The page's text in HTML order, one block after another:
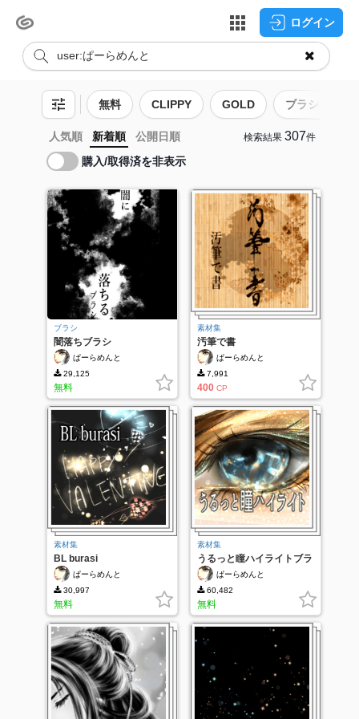
ログイン
無料 CLIPPY GOLD ブラシ
人気順 新着順
公開日順
購入/取得済を非表示
検索結果 307件
ブラシ
闇落ちブラシ
ぱーらめんと
29,125
無料
素材集
汚筆で書
ぱーらめんと
7,991
400 CP
素材集
BL burasi
ぱーらめんと
30,997
無料
素材集
うるっと瞳ハイライトブラ
シ
ぱーらめんと
60,482
無料